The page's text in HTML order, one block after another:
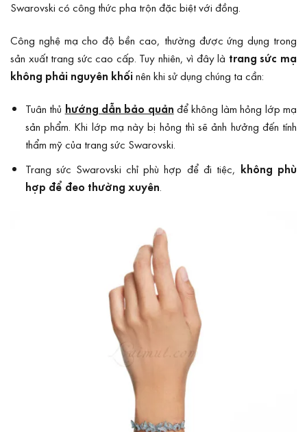
Swarovski có công thức pha trộn đặc biệt với đồng.
Công nghệ mạ cho độ bền cao, thường được ứng dụng trong
sản xuất trang sức cao cấp. Tuy nhiên, vì đây là trang sức mạ
không phải nguyên khốinên khi sử dụng chúng ta cần:
Tuân thủ hướng dẫn bảo quản để không làm hỏng lớp mạ
sản phẩm. Khi lớp mạ này bị hỏng thì sẽ ảnh hưởng đến tính
thẩm mỹ của trang sức Swarovski.
Trang sức Swarovski chỉ phù hợp để đi tiệc, không phù
hợp để đeo thường xuyên.